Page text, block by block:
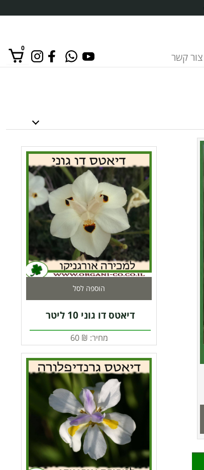
צור קשר
0
הוספה לסל
דיאטס דו גוני 10 ליטר
מחיר: ₪
60